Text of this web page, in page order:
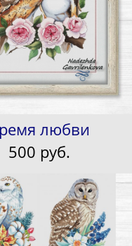
любви
500 pуб.